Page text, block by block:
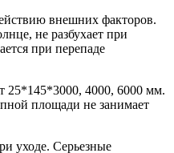
внешних факторов.
не разбухает при
при перепаде
4000, 6000 мм.
площади не занимает
уходе. Серьезные